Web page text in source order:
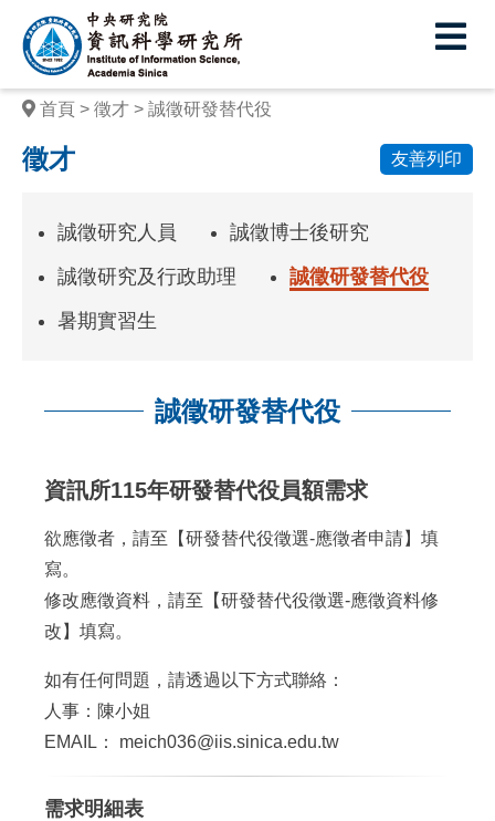
中
央
研
究
院
學
究
首頁 徵才 誠徵研發替代役
徵才 友善列印
誠徵研究人員
誠徵博士後研究
誠徵研究及行政助理
誠徵研發替代役
暑期實習生
誠徵研發替代役
資訊所115年研發替代役員額需求
欲應徵者，請至【研發替代役徵選-應徵者申請】填
寫。
修改應徵資料，請至【研發替代役徵選-應徵資料修
改 】填寫。
如有任何問題，請透過以下方式聯絡：
人事：陳小姐
EMAIL： meich036@iis.sinica.edu.tw
需求明細表